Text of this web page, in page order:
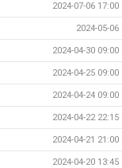
2024-07-06 17:00
2024-05-06
2024-04-30 09:00
2024-04-25 09:00
2024-04-24 09:00
2024-04-22 22:15
2024-04-21 21:00
2024-04-20 13:45